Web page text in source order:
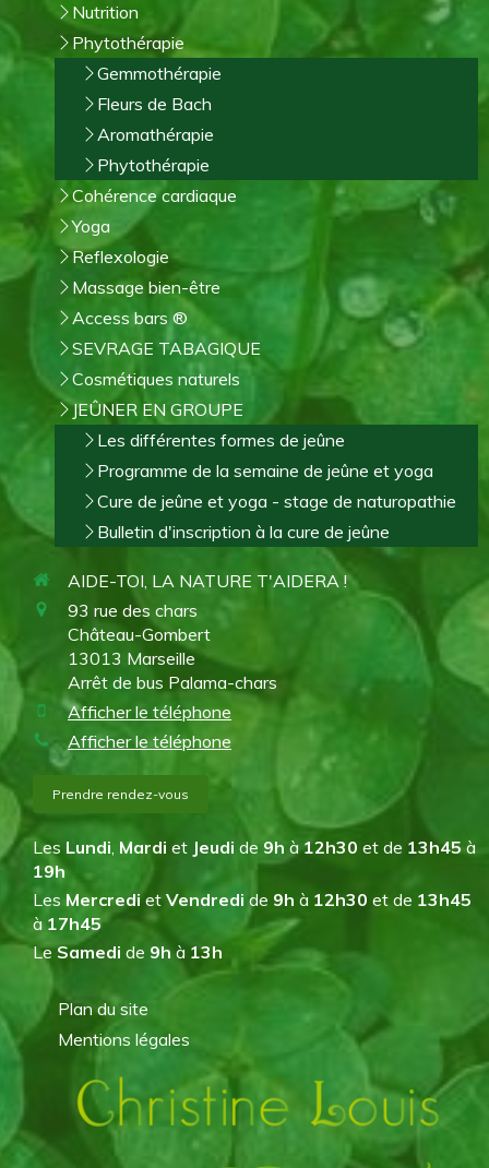
Nutrition
Phytothérapie
Gemmothérapie
Fleurs de Bach
Aromathérapie
Phytothérapie
Cohérence cardiaque
Yoga
Reflexologie
Massage bien-être
Access bars ®
SEVRAGE TABAGIQUE
Cosmétiques naturels
JEÛNER EN GROUPE
Les différentes formes de jeûne
Programme de la semaine de jeûne et yoga
Cure de jeûne et yoga - stage de naturopathie
Bulletin d'inscription à la cure de jeûne
AIDE-TOI, LA NATURE T'AIDERA !
93 rue des chars
Château-Gombert
13013 Marseille
Arrêt de bus Palama-chars
Afficher le téléphone
Afficher le téléphone
Prendre rendez-vous
Les Lundi, Mardi et Jeudi de 9h à12h30 et de 13h45 à
19h
Les Mercrediet Vendredi de 9h à 12h30 et de 13h45
à 17h45
LeSamedi de 9hà 13h
Plan du site
Mentions légales